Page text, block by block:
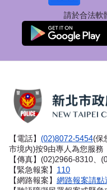
請於合法軟
【電話】 (02)8072-5454(保
市境內)按9由專人為您服務
【傳真】(02)2966-8310、
【緊急報案】 110
【網路報案】 網路報案請點